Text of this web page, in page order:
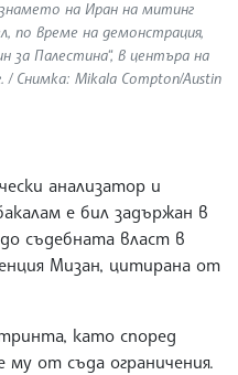
на Иран на митинг
по време на демонстрация,
за Палестина“, в центъра на
/ Снимка: Mikala Compton/Austin
анализатор и
е бил задържан в
съдебната власт в
Мизан, цитирана от
като според
от съда ограничения.